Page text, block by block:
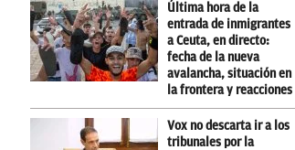
Última hora de la
entrada de inmigrantes
a Ceuta, en directo:
fecha de la nueva
avalancha, situación en
la frontera y reacciones
Vox no descarta ir a los
tribunales por la